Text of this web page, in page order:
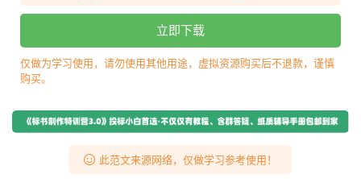
立即下载
仅做为学习使用，请勿使用其他用途，虚拟资源购买后不退款，谨慎
购买。
此范文来源网络，仅做学习参考使用！